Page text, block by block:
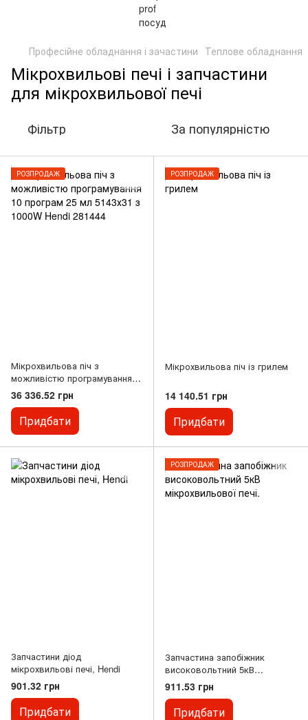
Професійне обладнання і зачастини Теплове обладнання
Мікрохвильові печі і запчастини
для мікрохвильової печі
Фільтр За популярністю
РОЗПРОДАЖ
Мікрохвильова піч з
можливістю програмування
10 програм 25 мл 5143х31 з
1000W Hendi 281444
36 336.52 грн
Придбати
РОЗПРОДАЖ
Мікрохвильова піч із грилем
14 140.51 грн
Придбати
Запчастини діод
мікрохвильові печі, Hendi
901.32 грн
Придбати
РОЗПРОДАЖ
Запчастина запобіжник
високовольтний 5кВ
мікрохвильової печі.
911.53 грн
Придбати